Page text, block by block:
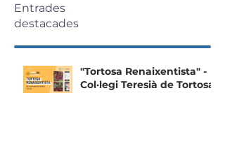
Entrades
destacades
"Tortosa Renaixentista" -
Col·legi Teresià de Tortosa